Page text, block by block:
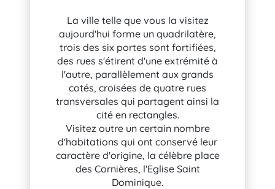
La ville telle que vous la visitez
aujourd'hui forme un quadrilatère,
trois des six portes sont fortifiées,
des rues s'étirent d'une extrémité à
l'autre, parallèlement aux grands
cotés, croisées de quatre rues
transversales qui partagent ainsi la
cité en rectangles.
Visitez outre un certain nombre
d'habitations qui ont conservé leur
caractère d'origine, la célèbre place
des Cornières, l'Eglise Saint
Dominique.